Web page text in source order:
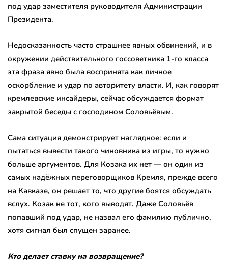
под удар заместителя руководителя Администрации
Президента.
Недосказанность часто страшнее явных обвинений, и в
окружении действительного госсоветника 1-го класса
эта фраза явно была воспринята как личное
оскорбление и удар по авторитету власти. И, как говорят
кремлевские инсайдеры, сейчас обсуждается формат
закрытой беседы с господином Соловьёвым.
Сама ситуация демонстрирует наглядное: если и
пытаться вывести такого чиновника из игры, то нужно
больше аргументов. Для Козака их нет — он один из
самых надёжных переговорщиков Кремля, прежде всего
на Кавказе, он решает то, что другие боятся обсуждать
вслух. Козак не тот, кого выводят. Даже Соловьёв
попавший под удар, не назвал его фамилию публично,
хотя сигнал был спущен заранее.
Кто делает ставку на возвращение?